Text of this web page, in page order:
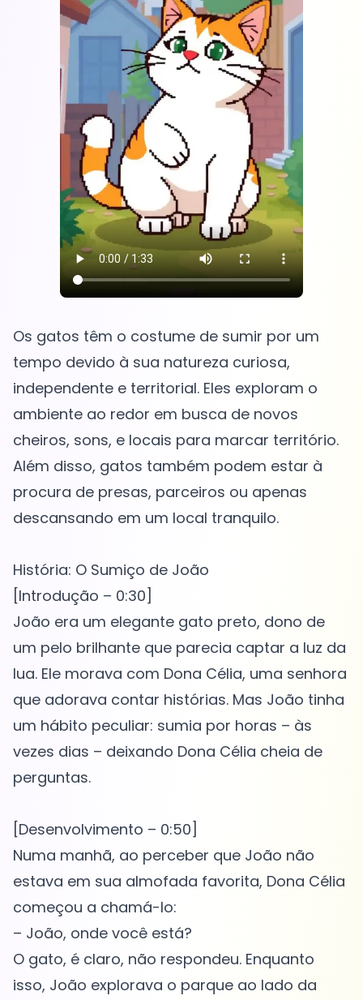
Os gatos têm o costume de sumir por um
tempo devido à sua natureza curiosa,
independente e territorial. Eles exploram o
ambiente ao redor em busca de novos
cheiros, sons, e locais para marcar território.
Além disso, gatos também podem estar à
procura de presas, parceiros ou apenas
descansando em um local tranquilo.
História: O Sumiço de João
[Introdução – 0:30]
João era um elegante gato preto, dono de
um pelo brilhante que parecia captar a luz da
lua. Ele morava com Dona Célia, uma senhora
que adorava contar histórias. Mas João tinha
um hábito peculiar: sumia por horas – às
vezes dias – deixando Dona Célia cheia de
perguntas.
[Desenvolvimento – 0:50]
Numa manhã, ao perceber que João não
estava em sua almofada favorita, Dona Célia
começou a chamá-lo:
– João, onde você está?
O gato, é claro, não respondeu. Enquanto
isso, João explorava o parque ao lado da